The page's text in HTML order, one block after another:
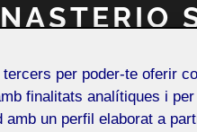
de Comunicació
tercers per poder-te oferir
finalitats analítiques i
un perfil elaborat a